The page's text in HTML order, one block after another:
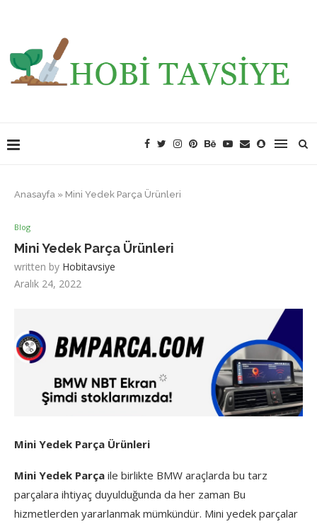
Anasayfa » Mini Yedek Parça Ürünleri
Blog
Mini Yedek Parça Ürünleri
written by Hobitavsiye
Aralık 24, 2022
Mini Yedek Parça Ürünleri
Mini Yedek Parça ile birlikte BMW araçlarda bu tarz
parçalara ihtiyaç duyulduğunda da her zaman Bu
hizmetlerden yararlanmak mümkündür. Mini yedek parçalar